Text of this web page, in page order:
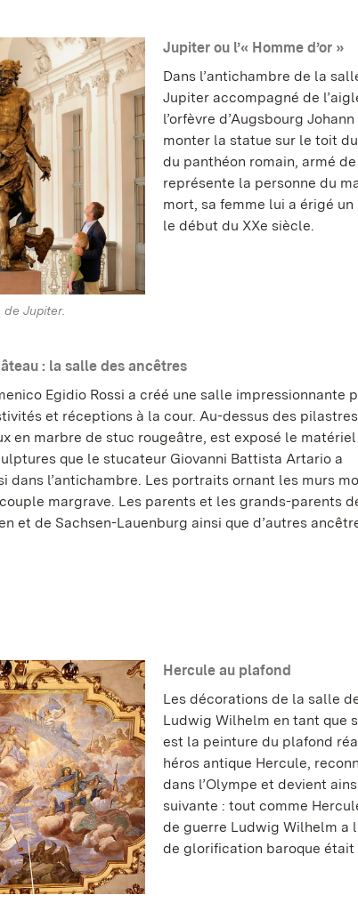
Jupiter.
Jupiter ou l’« Homme d’or »
Dans l’antichambre de la
Jupiter accompagné de
l’orfèvre d’Augsbourg
monter la statue sur le toit
du panthéon romain, armé
représente la personne du
mort, sa femme lui a érigé
le début du XXe siècle.
: la salle des ancêtres
Egidio Rossi a créé une salle impressionnante
et réceptions à la cour. Au-dessus des
en marbre de stuc rougeâtre, est exposé le
que le stucateur Giovanni Battista Artario a
dans l’antichambre. Les portraits ornant les murs
margrave. Les parents et les grands-parents
et de Sachsen-Lauenburg ainsi que d’autres
Hercule au plafond
Les décorations de la salle
Ludwig Wilhelm en tant que
est la peinture du plafond
héros antique Hercule,
dans l’Olympe et devient
suivante : tout comme
de guerre Ludwig Wilhelm a
de glorification baroque était